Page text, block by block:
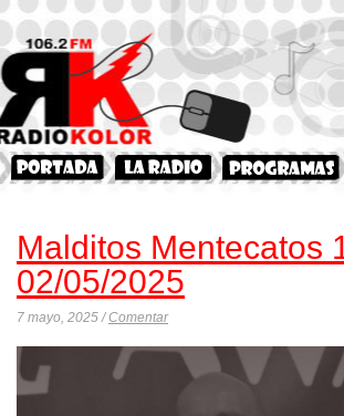
Malditos Mentecatos
02/05/2025
7 mayo, 2025 /Comentar